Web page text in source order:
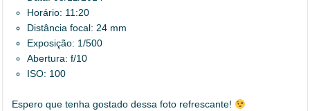
Horário: 11:20
Distância focal: 24 mm
Exposição: 1/500
Abertura: f/10
ISO: 100
Espero que tenha gostado dessa foto refrescante!